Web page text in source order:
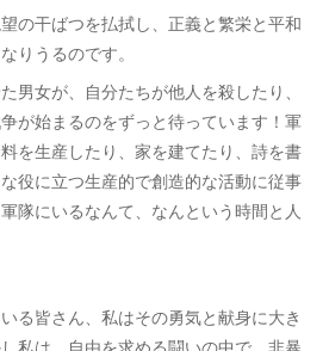
の干ばつを払拭し、正義と繁栄と平和
りうるのです。
男女が、自分たちが他人を殺したり、
が始まるのをずっと待っています！軍
を生産したり、家を建てたり、詩を書
役に立つ生産的で創造的な活動に従事
隊にいるなんて、なんという時間と人
る皆さん、私はその勇気と献身に大き
私は、自由を求める闘いの中で、非暴